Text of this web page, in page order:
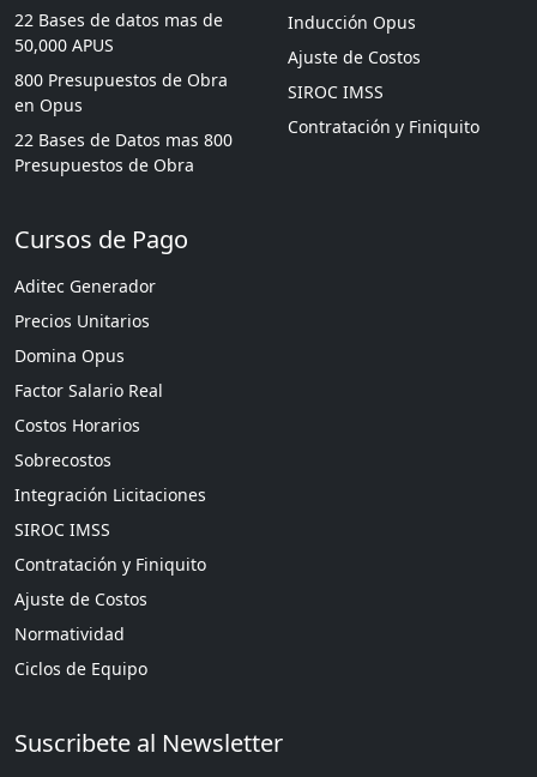
22 Bases de datos mas de
50,000 APUS
800 Presupuestos de Obra
en Opus
22 Bases de Datos mas 800
Presupuestos de Obra
Inducción Opus
Ajuste de Costos
SIROC IMSS
Contratación y Finiquito
Cursos de Pago
Aditec Generador
Precios Unitarios
Domina Opus
Factor Salario Real
Costos Horarios
Sobrecostos
Integración Licitaciones
SIROC IMSS
Contratación y Finiquito
Ajuste de Costos
Normatividad
Ciclos de Equipo
Suscribete al Newsletter